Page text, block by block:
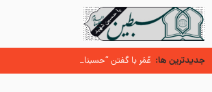
جدیدترین ها: عُمَر با گفتن “حسبنا كتاب اللّه ” به مخالفت
سوزدل جا مانده‌ای از زیارت اربعین
آیا میدانید اولین زائران مزار مطهر امام